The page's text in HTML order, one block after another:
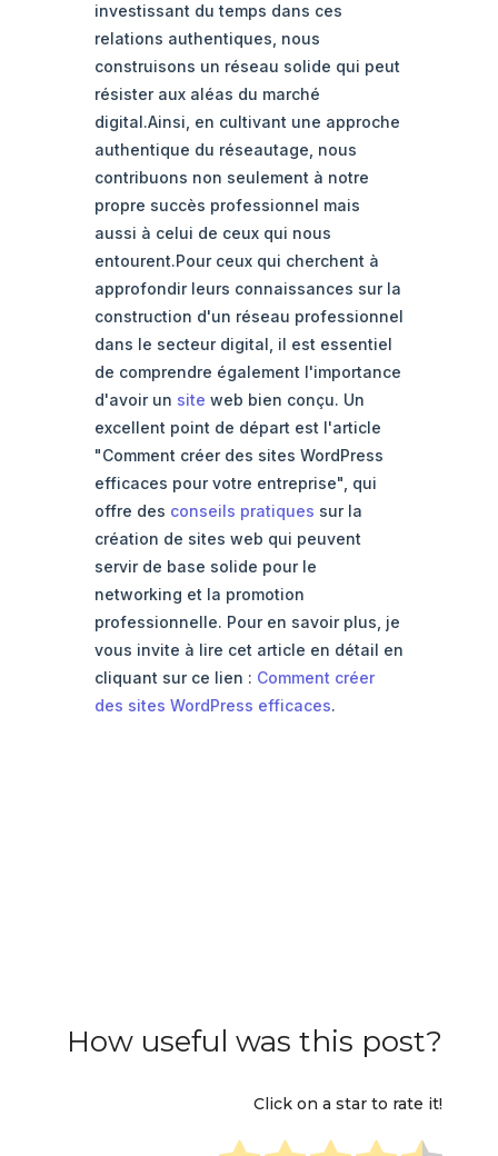
investissant du temps dans ces
relations authentiques, nous
construisons un réseau solide qui peut
résister aux aléas du marché
digital.Ainsi, en cultivant une approche
authentique du réseautage, nous
contribuons non seulement à notre
propre succès professionnel mais
aussi à celui de ceux qui nous
entourent.Pour ceux qui cherchent à
approfondir leurs connaissances sur la
construction d'un réseau professionnel
dans le secteur digital, il est essentiel
de comprendre également l'importance
d'avoir un site web bien conçu. Un
excellent point de départ est l'article
"Comment créer des sites WordPress
efficaces pour votre entreprise", qui
offre des conseils pratiques sur la
création de sites web qui peuvent
servir de base solide pour le
networking et la promotion
professionnelle. Pour en savoir plus, je
vous invite à lire cet article en détail en
cliquant sur ce lien : Comment créer
des sites WordPress efficaces.
How useful was this post?
Click on a star to rate it!